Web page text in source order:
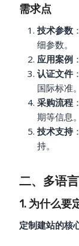
需求点
技术参数
细参数。
应用案例
认证文件
国际标准。
采购流程
期等信息。
技术支持
持。
二、多语
1. 为什么要
定制建站的核